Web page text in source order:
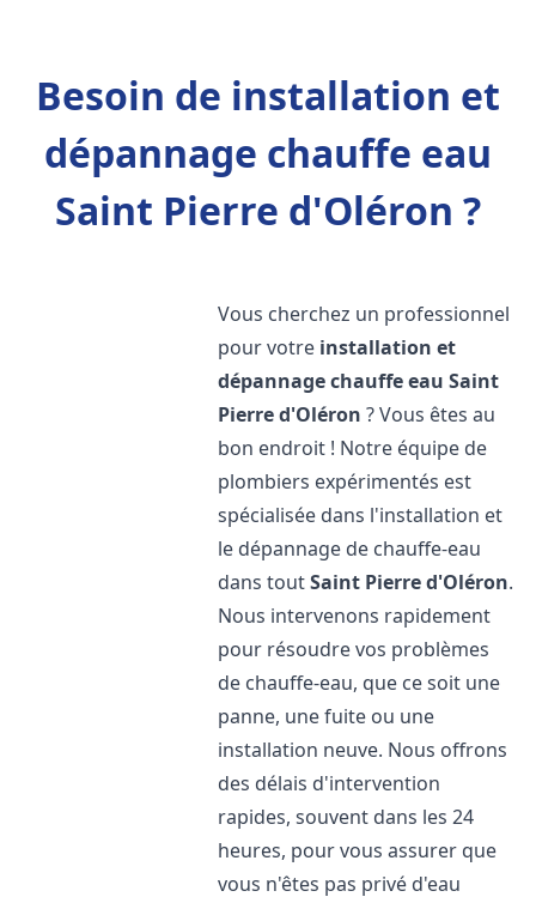
Besoin de installation et
dépannage chauffe eau
Saint Pierre d'Oléron ?
Vous cherchez un professionnel
pour votre installation et
dépannage chauffe eau Saint
Pierre d'Oléron ? Vous êtes au
bon endroit ! Notre équipe de
plombiers expérimentés est
spécialisée dans l'installation et
le dépannage de chauffe-eau
dans toutSaint Pierre d'Oléron.
Nous intervenons rapidement
pour résoudre vos problèmes
de chauffe-eau, que ce soit une
panne, une fuite ou une
installation neuve. Nous offrons
des délais d'intervention
rapides, souvent dans les 24
heures, pour vous assurer que
vous n'êtes pas privé d'eau